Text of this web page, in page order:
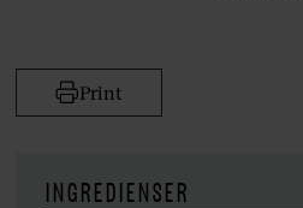
Print
INGREDIENSER